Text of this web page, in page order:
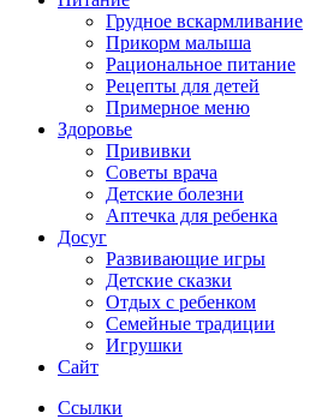
Грудное вскармливание
Прикорм малыша
Рациональное питание
Рецепты для детей
Примерное меню
Здоровье
Прививки
Советы врача
Детские болезни
Аптечка для ребенка
Досуг
Развивающие игры
Детские сказки
Отдых с ребенком
Семейные традиции
Игрушки
Сайт
Ссылки